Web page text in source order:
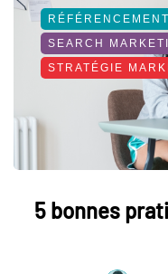
SEARCH
STRATÉGIE
5 bonnes